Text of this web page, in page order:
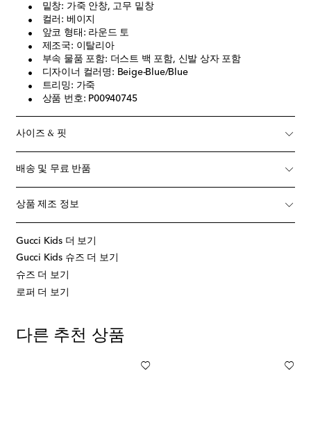
밑창: 가죽 안창, 고무 밑창
컬러: 베이지
앞코 형태: 라운드 토
제조국: 이탈리아
부속 물품 포함: 더스트 백 포함, 신발 상자 포함
디자이너 컬러명: Beige-Blue/Blue
트리밍: 가죽
상품 번호: P00940745
사이즈 & 핏
배송 및 무료 반품
상품 제조 정보
Gucci Kids 더 보기
Gucci Kids 슈즈 더 보기
슈즈 더 보기
로퍼 더 보기
다른 추천 상품